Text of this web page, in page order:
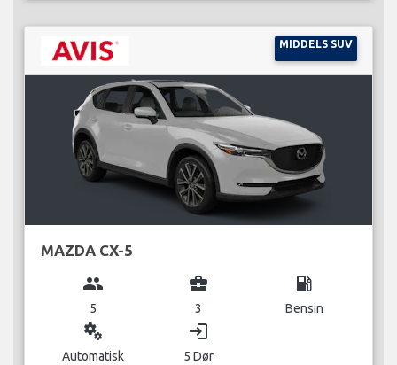
MIDDELS SUV
MAZDA CX-5
group
5
business_center
3
local_gas_station
Bensin
miscellaneous_services
Automatisk
login
5 Dør